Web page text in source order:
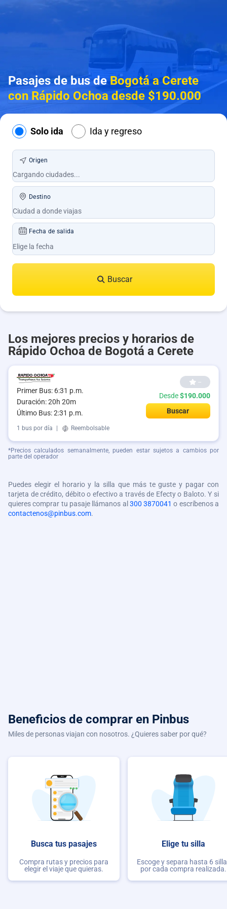
Pasajes de bus deBogotá a Cerete
con Rápido Ochoa desde $190.000
Solo ida Ida y regreso
Origen
Destino
Fecha de salida
Buscar
Los mejores precios y horarios de
Rápido Ochoa de Bogotá a Cerete
Primer Bus: 6:31 p.m.
Duración: 20h 20m
Último Bus: 2:31 p.m.
--
Desde$190.000
Buscar
1 bus por día Reembolsable
*Precios calculados semanalmente, pueden estar sujetos a cambios por
parte del operador
Puedes elegir el horario y la silla que más te guste y pagar con
tarjeta de crédito, débito o efectivo a través de Efecty o Baloto. Y si
quieres comprar tu pasaje llámanos al 300 3870041 o escríbenos a
contactenos@pinbus.com.
Beneficios de comprar en Pinbus
Miles de personas viajan con nosotros. ¿Quieres saber por qué?
Busca tus pasajes
Compra rutas y precios para
elegir el viaje que quieras.
Elige tu silla
Escoge y separa hasta 6
por cada compra realizada.